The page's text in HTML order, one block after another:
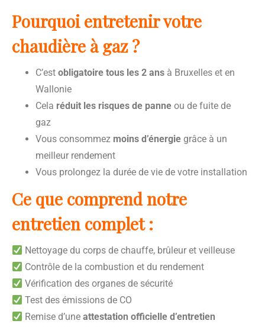
Pourquoi entretenir votre
chaudière à gaz ?
C’est obligatoire tous les 2 ans à Bruxelles et en
Wallonie
Cela réduit les risques de panne ou de fuite de
gaz
Vous consommez moins d’énergie grâce à un
meilleur rendement
Vous prolongez la durée de vie de votre installation
Ce que comprend notre
entretien complet :
Nettoyage du corps de chauffe, brûleur et veilleuse
Contrôle de la combustion et du rendement
Vérification des organes de sécurité
Test des émissions de CO
Remise d’uneattestation officielle d’entretien